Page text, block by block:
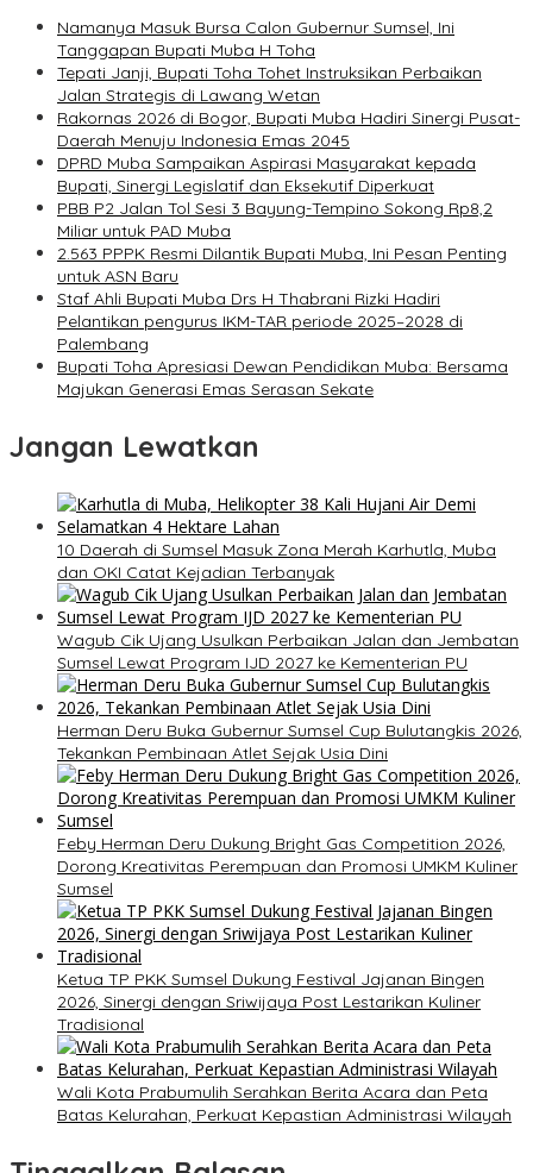
Namanya Masuk Bursa Calon Gubernur Sumsel, Ini
Tanggapan Bupati Muba H Toha
Tepati Janji, Bupati Toha Tohet Instruksikan Perbaikan
Jalan Strategis di Lawang Wetan
Rakornas 2026 di Bogor, Bupati Muba Hadiri Sinergi Pusat-
Daerah Menuju Indonesia Emas 2045
DPRD Muba Sampaikan Aspirasi Masyarakat kepada
Bupati, Sinergi Legislatif dan Eksekutif Diperkuat
PBB P2 Jalan Tol Sesi 3 Bayung-Tempino Sokong Rp8,2
Miliar untuk PAD Muba
2.563 PPPK Resmi Dilantik Bupati Muba, Ini Pesan Penting
untuk ASN Baru
Staf Ahli Bupati Muba Drs H Thabrani Rizki Hadiri
Pelantikan pengurus IKM-TAR periode 2025–2028 di
Palembang
Bupati Toha Apresiasi Dewan Pendidikan Muba: Bersama
Majukan Generasi Emas Serasan Sekate
Jangan Lewatkan
10 Daerah di Sumsel Masuk Zona Merah Karhutla, Muba
dan OKI Catat Kejadian Terbanyak
Wagub Cik Ujang Usulkan Perbaikan Jalan dan Jembatan
Sumsel Lewat Program IJD 2027 ke Kementerian PU
Herman Deru Buka Gubernur Sumsel Cup Bulutangkis 2026,
Tekankan Pembinaan Atlet Sejak Usia Dini
Feby Herman Deru Dukung Bright Gas Competition 2026,
Dorong Kreativitas Perempuan dan Promosi UMKM Kuliner
Sumsel
Ketua TP PKK Sumsel Dukung Festival Jajanan Bingen
2026, Sinergi dengan Sriwijaya Post Lestarikan Kuliner
Tradisional
Wali Kota Prabumulih Serahkan Berita Acara dan Peta
Batas Kelurahan, Perkuat Kepastian Administrasi Wilayah